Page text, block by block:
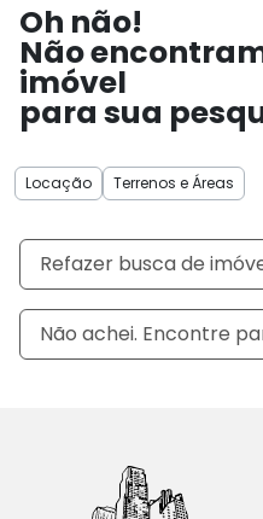
Locação Terrenos e Áreas
Oh não!
Não
imóvel
para sua
Refazer busca de
Não achei. Encontre